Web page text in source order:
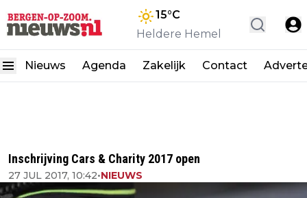
15°C
Heldere Hemel
Nieuws Agenda Zakelijk Contact
Inschrijving Cars & Charity 2017 open
27 JUL 2017, 10:42•NIEUWS